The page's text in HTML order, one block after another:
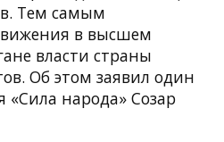
Тем самым
в высшем
власти страны
Об этом заявил один
«Сила народа» Созар